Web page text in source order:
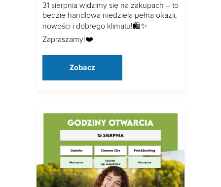
31 sierpnia widzimy się na zakupach – to
będzie handlowa niedziela pełna okazji,
nowości i dobrego klimatu!🛍✨
Zapraszamy!❤️
Zobacz